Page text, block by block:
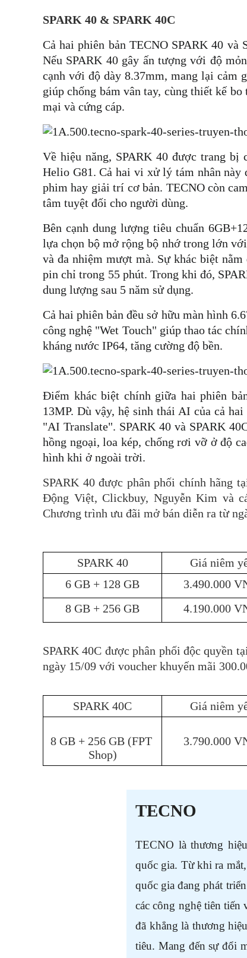
SPARK 40 & SPARK 40C
Cả hai phiên bản TECNO SPARK 40 và
Nếu SPARK 40 gây ấn tượng với độ
cạnh với độ dày 8.37mm, mang lại cảm
giúp chống bám vân tay, cùng thiết kế
mại và cứng cáp.
Về hiệu năng, SPARK 40 được trang bị
Helio G81. Cả hai vi xử lý tám nhân này
phim hay giải trí cơ bản. TECNO còn
tâm tuyệt đối cho người dùng.
Bên cạnh dung lượng tiêu chuẩn
lựa chọn bộ mở rộng bộ nhớ trong lớn
và đa nhiệm mượt mà. Sự khác biệt
pin chỉ trong 55 phút. Trong khi đó,
dung lượng sau 5 năm sử dụng.
Cả hai phiên bản đều sở hữu màn hình
công nghệ "Wet Touch" giúp thao tác
kháng nước IP64, tăng cường độ bền.
Điểm khác biệt chính giữa hai phiên
13MP. Dù vậy, hệ sinh thái AI của cả
"AI Translate". SPARK 40 và SPARK
hồng ngoại, loa kép, chống rơi vỡ ở độ
hình khi ở ngoài trời.
SPARK 40 được phân phối chính hãng
Động Việt, Clickbuy, Nguyễn Kim và
Chương trình ưu đãi mở bán diễn ra từ
SPARK 40 Giá niêm
6 GB + 128 GB
3.490.000
8 GB + 256 GB 4.190.000
SPARK 40C được phân phối độc quyền
ngày 15/09 với voucher khuyến mãi
SPARK 40C Giá niêm
8 GB + 256 GB (FPT
Shop)
3.790.000
TECNO
TECNO là thương
quốc gia. Từ khi ra
quốc gia đang phát
các công nghệ tiên tiến
đã khẳng là thương
tiêu. Mang đến sự đổi